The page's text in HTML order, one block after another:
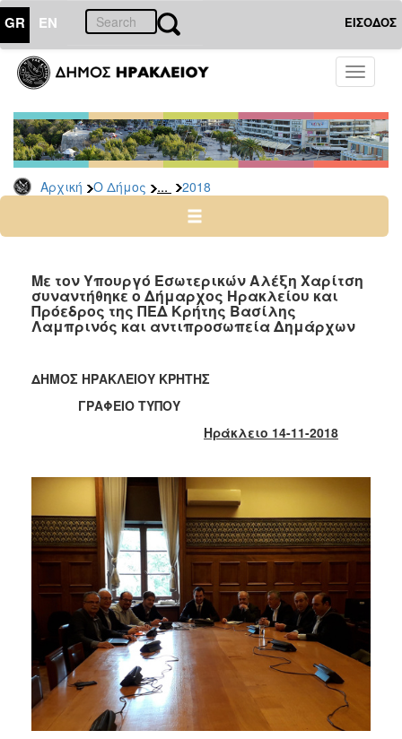
GR EN ΕΙΣΟΔΟΣ
Toggle
Αρχική Ο Δήμος ... 2018
ΔΗΜΟΣ
Δελτία
Τύπου
Αρχείο
2026
2024
2022
2021
2019
2018
2015
2013
2012
2011
2010
2006
Με τον Υπουργό Εσωτερικών Αλέξη Χαρίτση
συναντήθηκε ο Δήμαρχος Ηρακλείου και
Πρόεδρος της ΠΕΔ Κρήτης Βασίλης
Λαμπρινός και αντιπροσωπεία Δημάρχων
ΔΗΜΟΣ ΗΡΑΚΛΕΙΟΥ ΚΡΗΤΗΣ
ΓΡΑΦΕΙΟ ΤΥΠΟΥ
Ηράκλειο 14-11-2018